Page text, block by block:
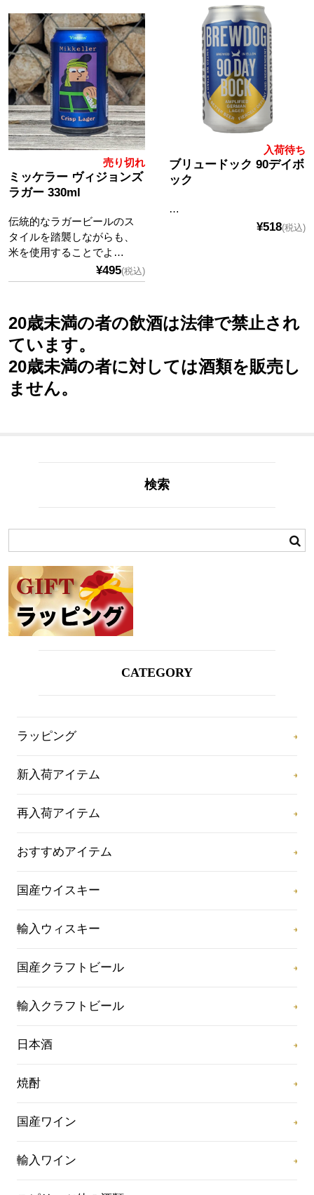
売り切れ
ミッケラー ヴィジョンズ
ラガー 330ml
伝統的なラガービールのス
タイルを踏襲しながらも、
米を使用することでよ…
¥495(税込)
入荷待ち
ブリュードック 90デイボ
ック
…
¥518(税込)
20歳未満の者の飲酒は法律で禁止され
ています。
20歳未満の者に対しては酒類を販売し
ません。
検索
CATEGORY
ラッピング
新入荷アイテム
再入荷アイテム
おすすめアイテム
国産ウイスキー
輸入ウィスキー
国産クラフトビール
輸入クラフトビール
日本酒
焼酎
国産ワイン
輸入ワイン